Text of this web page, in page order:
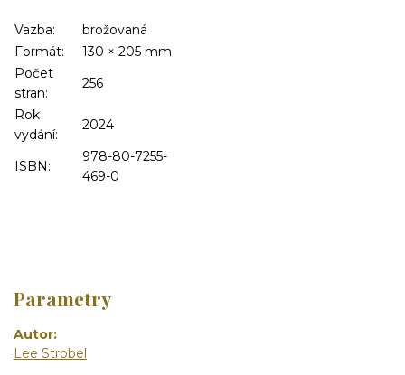
Vazba:
brožovaná
Formát:
130 × 205 mm
Počet
stran:
256
Rok
vydání:
2024
ISBN:
978-80-7255-
469-0
Parametry
Autor
Lee Strobel